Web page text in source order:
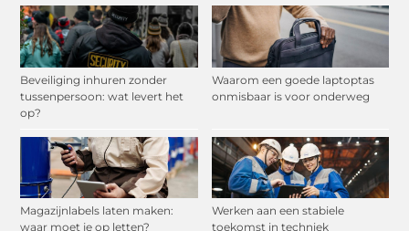
Beveiliging inhuren zonder
tussenpersoon: wat levert het
op?
Waarom een goede laptoptas
onmisbaar is voor onderweg
Magazijnlabels laten maken:
waar moet je op letten?
Werken aan een stabiele
toekomst in techniek